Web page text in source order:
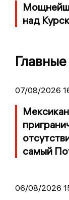
над
07/08/2026
самый
06/08/2026